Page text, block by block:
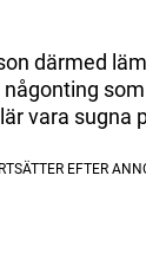
därmed
som
vara sugna